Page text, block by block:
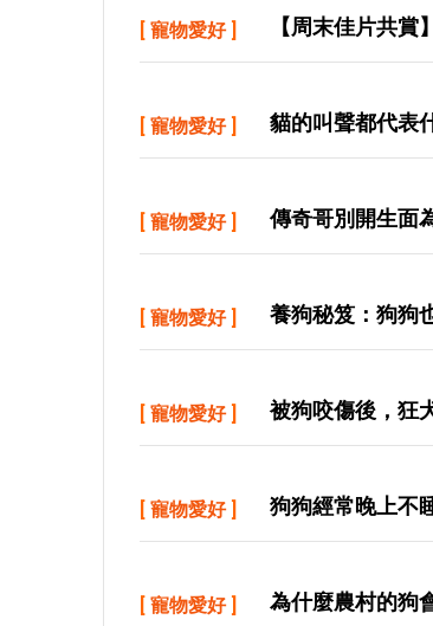
[ 寵物愛好] 【周末佳片共
[ 寵物愛好] 貓的叫聲都代表
[ 寵物愛好] 傳奇哥別開生面
[ 寵物愛好] 養狗秘笈：狗狗
[ 寵物愛好] 被狗咬傷後，狂
[ 寵物愛好] 狗狗經常晚上不
[ 寵物愛好] 為什麼農村的狗